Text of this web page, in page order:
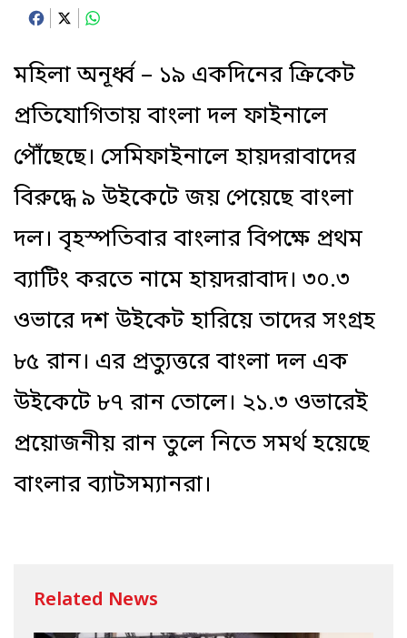
Facebook
X WhatsApp
মহিলা অনূর্ধ্ব – ১৯ একদিনের ক্রিকেট
প্রতিযোগিতায় বাংলা দল ফাইনালে
পৌঁছেছে। সেমিফাইনালে হায়দরাবাদের
বিরুদ্ধে ৯ উইকেটে জয় পেয়েছে বাংলা
দল। বৃহস্পতিবার বাংলার বিপক্ষে প্রথম
ব্যাটিং করতে নামে হায়দরাবাদ। ৩০.৩
ওভারে দশ উইকেট হারিয়ে তাদের সংগ্রহ
৮৫ রান। এর প্রত্যুত্তরে বাংলা দল এক
উইকেটে ৮৭ রান তোলে। ২১.৩ ওভারেই
প্রয়োজনীয় রান তুলে নিতে সমর্থ হয়েছে
বাংলার ব্যাটসম্যানরা।
Related News